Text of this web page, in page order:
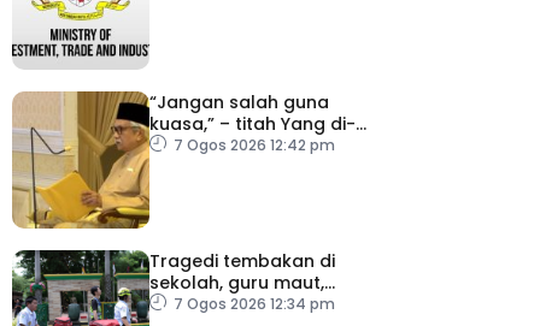
“Jangan salah guna
kuasa,” – titah Yang di-
Pertuan Besar Negeri
7 Ogos 2026 12:42 pm
Tragedi tembakan di
sekolah, guru maut,
pelajar bunuh diri
7 Ogos 2026 12:34 pm